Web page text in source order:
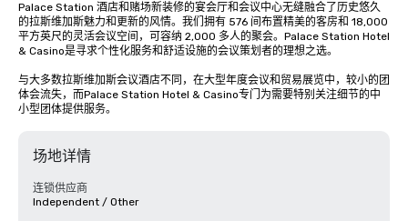
Palace Station 酒店和赌场新装修的宴会厅和会议中心无缝融合了历史悠久
的拉斯维加斯魅力和更新的风情。我们拥有 576 间布置精美的客房和 18,000
平方英尺的灵活会议空间，可容纳 2,000 多人的聚会。Palace Station Hotel
& Casino是寻求个性化服务和舒适设施的会议策划者的理想之选。
与大多数拉斯维加斯会议酒店不同，在大型年度会议和贸易展览中，较小的团
体会流失，而Palace Station Hotel & Casino专门为需要特别关注细节的中
小型团体提供服务。
场地详情
连锁供应商
Independent / Other